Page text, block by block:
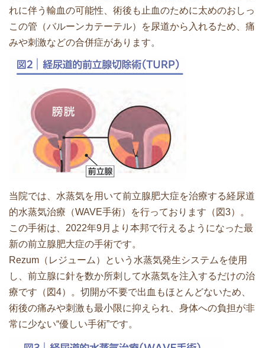
れに伴う輸血の可能性、術後も止血のために太めのおしっ
この管（バルーンカテーテル）を尿道から入れるため、痛
みや刺激などの合併症があります。
当院では、水蒸気を用いて前立腺肥大症を治療する経尿道
的水蒸気治療（WAVE手術）を行っております（図3）。
この手術は、2022年9月より本邦で行えるようになった最
新の前立腺肥大症の手術です。
Rezum（レジューム）という水蒸気発生システムを使用
し、前立腺に針を数か所刺して水蒸気を注入するだけの治
療です（図4）。切開が不要で出血もほとんどないため、
術後の痛みや刺激も最小限に抑えられ、身体への負担が非
常に少ない“優しい手術”です。